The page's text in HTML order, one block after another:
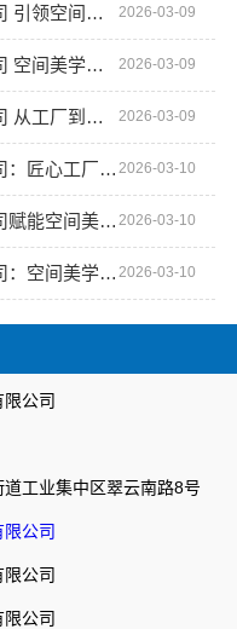
公司
工业集中区翠云南路8号
公司
公司
公司
南京市创亿讯环保新材料有限公司 引领空间高端定制潮流 2026-03-09
南京市创亿讯环保新材料有限公司 空间美学工厂引领行业新趋势 2026-03-09
南京市创亿讯环保新材料有限公司 从工厂到殿堂：空间美学的新境界 2026-03-09
南京市创亿讯环保新材料有限公司：匠心工厂 定制未来空间 2026-03-10
南京市创亿讯环保新材料有限公司赋能空间美学工厂升级 2026-03-10
南京市创亿讯环保新材料有限公司：空间美学工厂引领绿色定制 2026-03-10